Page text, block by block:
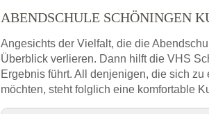
ABENDSCHULE SCHÖNINGEN
Angesichts der Vielfalt, die die
Überblick verlieren. Dann hilft die VHS
Ergebnis führt. All denjenigen, die sich
möchten, steht folglich eine komfortable